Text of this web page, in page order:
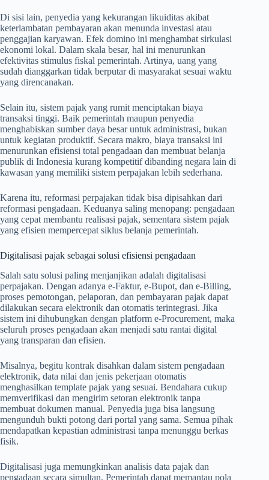
Di sisi lain, penyedia yang kekurangan likuiditas akibat
keterlambatan pembayaran akan menunda investasi atau
penggajian karyawan. Efek domino ini menghambat sirkulasi
ekonomi lokal. Dalam skala besar, hal ini menurunkan
efektivitas stimulus fiskal pemerintah. Artinya, uang yang
sudah dianggarkan tidak berputar di masyarakat sesuai waktu
yang direncanakan.
Selain itu, sistem pajak yang rumit menciptakan biaya
transaksi tinggi. Baik pemerintah maupun penyedia
menghabiskan sumber daya besar untuk administrasi, bukan
untuk kegiatan produktif. Secara makro, biaya transaksi ini
menurunkan efisiensi total pengadaan dan membuat belanja
publik di Indonesia kurang kompetitif dibanding negara lain di
kawasan yang memiliki sistem perpajakan lebih sederhana.
Karena itu, reformasi perpajakan tidak bisa dipisahkan dari
reformasi pengadaan. Keduanya saling menopang: pengadaan
yang cepat membantu realisasi pajak, sementara sistem pajak
yang efisien mempercepat siklus belanja pemerintah.
Digitalisasi pajak sebagai solusi efisiensi pengadaan
Salah satu solusi paling menjanjikan adalah digitalisasi
perpajakan. Dengan adanya e-Faktur, e-Bupot, dan e-Billing,
proses pemotongan, pelaporan, dan pembayaran pajak dapat
dilakukan secara elektronik dan otomatis terintegrasi. Jika
sistem ini dihubungkan dengan platform e-Procurement, maka
seluruh proses pengadaan akan menjadi satu rantai digital
yang transparan dan efisien.
Misalnya, begitu kontrak disahkan dalam sistem pengadaan
elektronik, data nilai dan jenis pekerjaan otomatis
menghasilkan template pajak yang sesuai. Bendahara cukup
memverifikasi dan mengirim setoran elektronik tanpa
membuat dokumen manual. Penyedia juga bisa langsung
mengunduh bukti potong dari portal yang sama. Semua pihak
mendapatkan kepastian administrasi tanpa menunggu berkas
fisik.
Digitalisasi juga memungkinkan analisis data pajak dan
pengadaan secara simultan. Pemerintah dapat memantau pola